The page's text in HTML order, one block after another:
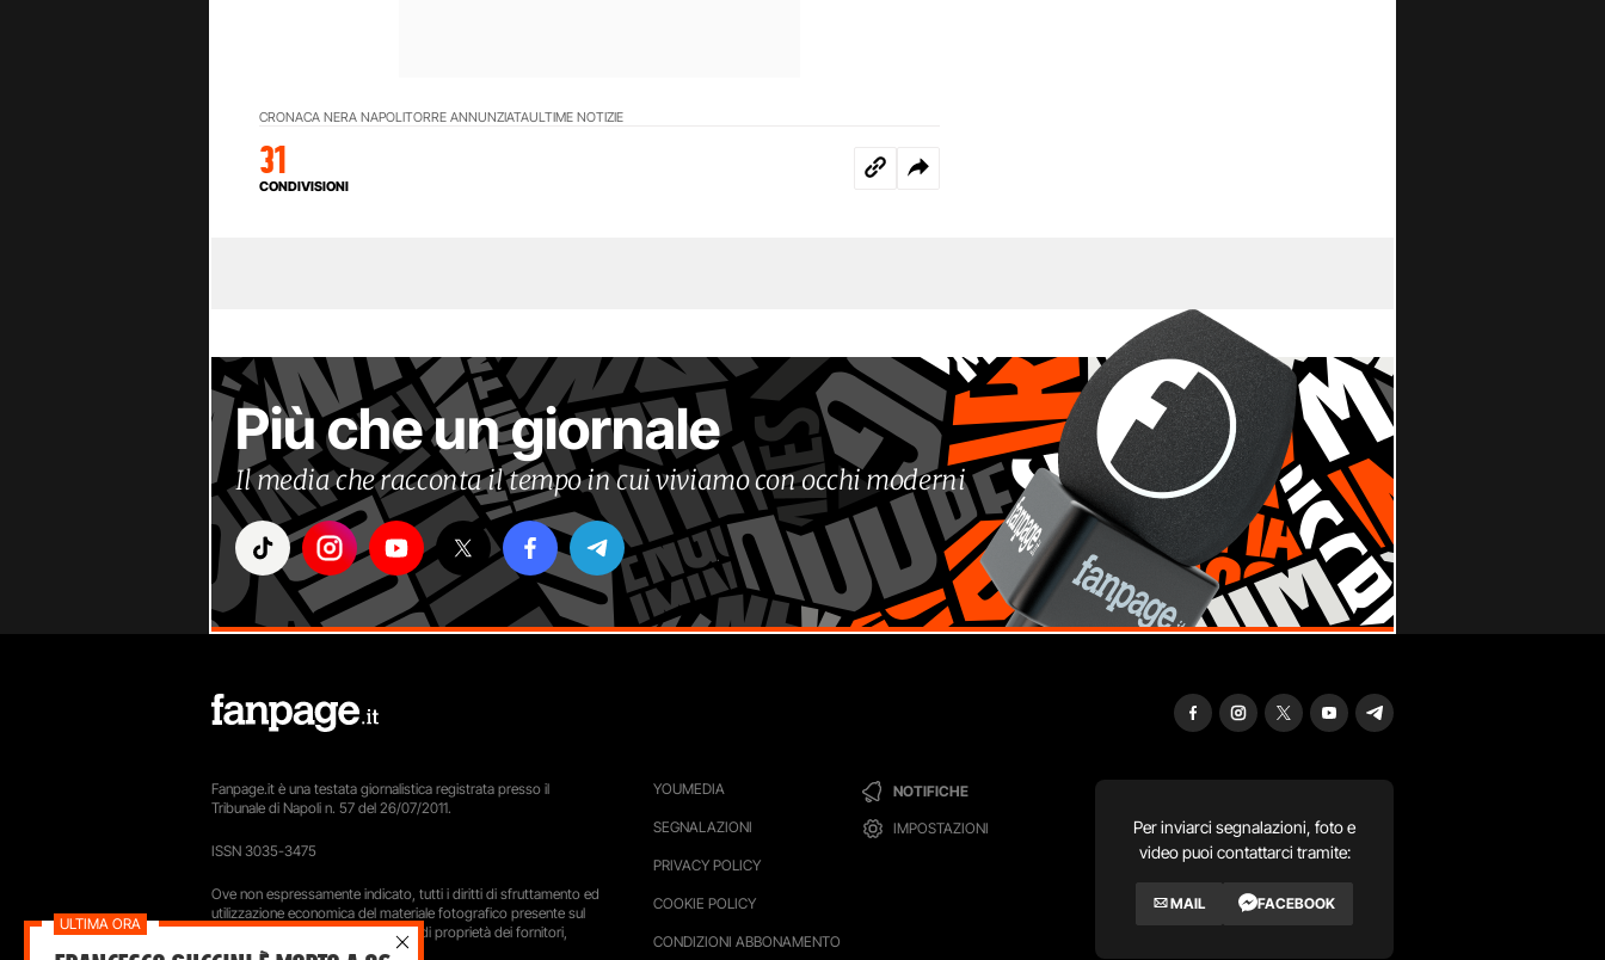
CRONACA NERA NAPOLITORRE ANNUNZIATAULTIME NOTIZIE
31
CONDIVISIONI
Più che un giornale
Il media che racconta il tempo in cui viviamo con occhi moderni
YOUMEDIA
SEGNALAZIONI
PRIVACY POLICY
COOKIE POLICY
CONDIZIONI ABBONAMENTO
NOTIFICHE
IMPOSTAZIONI
Per inviarci segnalazioni, foto e
video puoi contattarci tramite:
MAIL FACEBOOK
Fanpage.it è una testata giornalistica registrata presso il
Tribunale di Napoli n. 57 del 26/07/2011.
ISSN 3035-3475
Ove non espressamente indicato, tutti i diritti di sfruttamento ed
utilizzazione economica del materiale fotografico presente sul
sito Fanpage.it sono da intendersi di proprietà dei fornitori,
LaPresse e Getty Images.